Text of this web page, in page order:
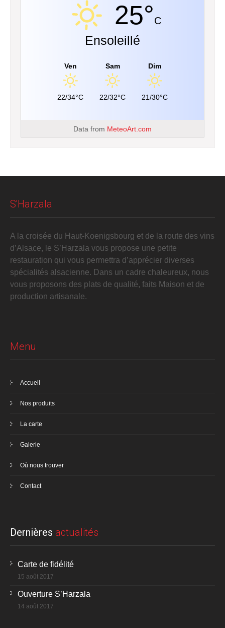
25°C
Ensoleillé
Ven
22/34°C
Sam
22/32°C
Dim
21/30°C
Data from MeteoArt.com
S'Harzala
A la croisée du Haut-Koenigsbourg et de la route des vins
d’Alsace, le S’Harzala vous propose une petite
restauration qui vous permettra d’apprécier diverses
spécialités alsacienne. Dans un cadre chaleureux, nous
vous proposons des plats de qualité, faits Maison et de
production artisanale.
Menu
Accueil
Nos produits
La carte
Galerie
Où nous trouver
Contact
Dernières actualités
Carte de fidélité
15 août 2017
Ouverture S’Harzala
14 août 2017